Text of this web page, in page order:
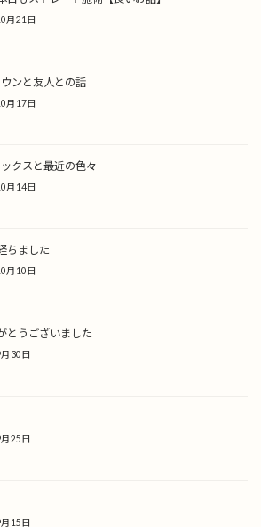
月21日
ンと友人との話
月17日
クスと最近の色々
月14日
ちました
月10日
とうございました
30日
25日
15日